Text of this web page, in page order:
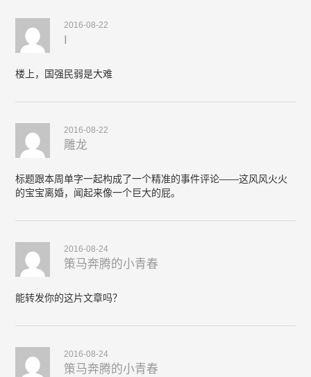
2016-08-22
I
楼上，国强民弱是大难
2016-08-22
雕龙
标题跟本周单字一起构成了一个精准的事件评论——这风风火火
的宝宝离婚，闻起来像一个巨大的屁。
2016-08-24
策马奔腾的小青春
能转发你的这片文章吗？
2016-08-24
策马奔腾的小青春